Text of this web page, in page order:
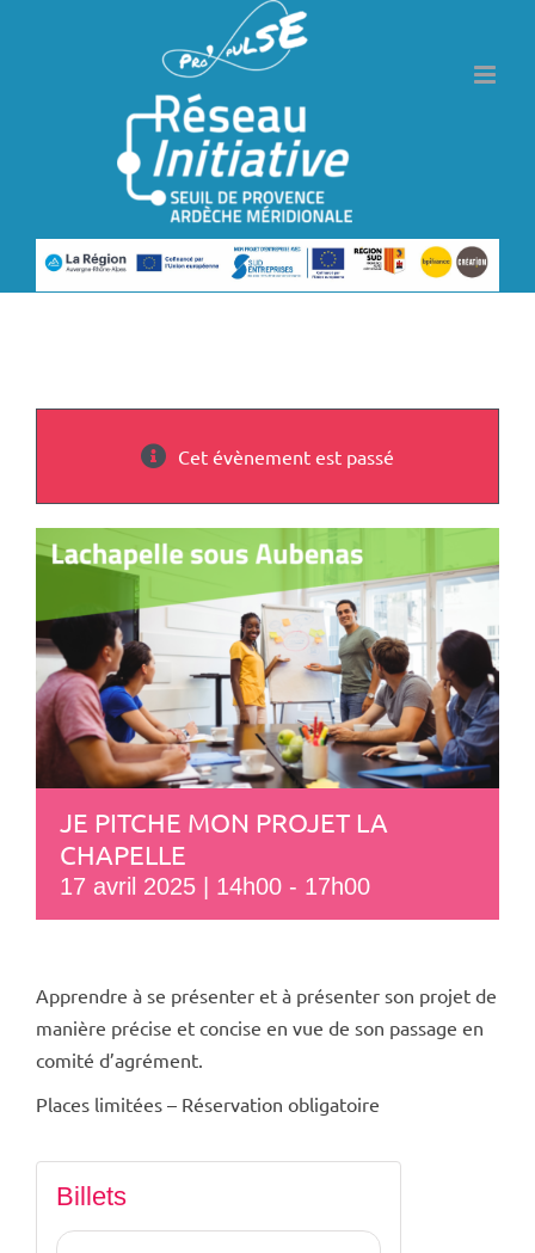
Cet évènement est passé
JE PITCHE MON PROJET LA
CHAPELLE
17 avril 2025 | 14h00 - 17h00
Apprendre à se présenter et à présenter son projet de
manière précise et concise en vue de son passage en
comité d’agrément.
Places limitées – Réservation obligatoire
Billets